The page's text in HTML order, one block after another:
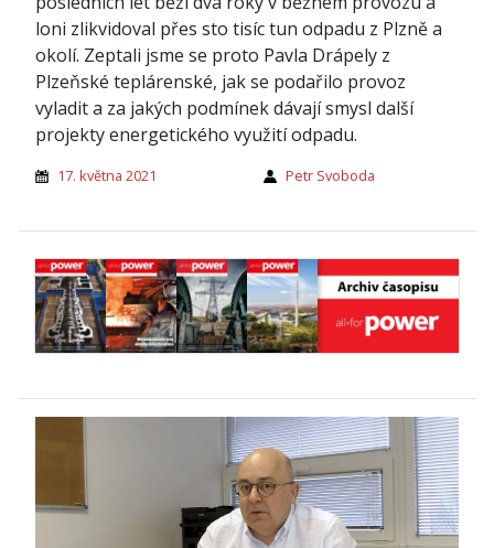
loni zlikvidoval přes sto tisíc tun odpadu z Plzně a
okolí. Zeptali jsme se proto Pavla Drápely z
Plzeňské teplárenské, jak se podařilo provoz
vyladit a za jakých podmínek dávají smysl další
projekty energetického využití odpadu.
17. května 2021 Petr Svoboda